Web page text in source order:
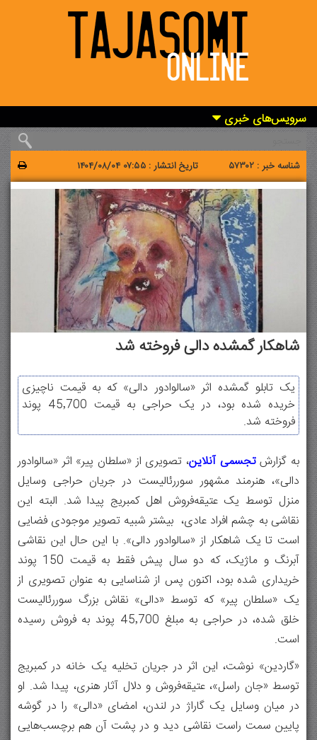
سرویس‌های خبری
شناسه خبر : 57302 تاریخ انتشار : 1404/08/04 07:55
شاهکار گمشده دالی فروخته شد
یک تابلو گمشده اثر «سالوادور دالی» که به قیمت ناچیزی
خریده شده بود، در یک حراجی به قیمت ۴۵٬۷۰۰ پوند
فروخته شد.
به گزارشتجسمی آنلاین، تصویری از «سلطان پیر» اثر «سالوادور
دالی»، هنرمند مشهور سوررئالیست در جریان حراجی وسایل
منزل توسط یک عتیقه‌فروش اهل کمبریج پیدا شد. البته این
نقاشی به چشم افراد عادی، بیشتر شبیه تصویر موجودی فضایی‌
است تا یک شاهکار از «سالوادور دالی». با این حال این نقاشی
آبرنگ و ماژیک، که دو سال پیش فقط به قیمت ۱۵۰ پوند
خریداری شده بود، اکنون پس از شناسایی به عنوان تصویری از
یک «سلطان پیر» که توسط «دالی» نقاش بزرگ سوررئالیست
خلق شده، در حراجی به مبلغ ۴۵٬۷۰۰ پوند به فروش رسیده
است.
«گاردین» نوشت،‌ این اثر در جریان تخلیه‌ یک خانه در کمبریج
توسط «جان راسل»، عتیقه‌فروش و دلال آثار هنری، پیدا شد. او
در میان وسایل یک گاراژ در لندن، امضای «دالی» را در گوشه‌
پایین سمت راست نقاشی دید و در پشت آن هم برچسب‌هایی